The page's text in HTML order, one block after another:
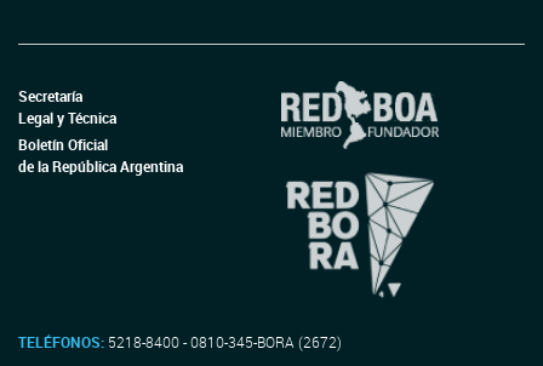
Secretaría
Legal y Técnica
Boletín Oficial
de la República Argentina
TELÉFONOS: 5218-8400 - 0810-345-BORA (2672)